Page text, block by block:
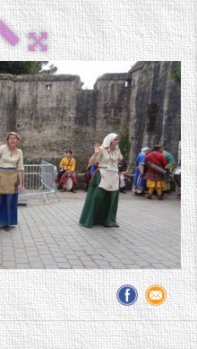
▼
COSTUMES